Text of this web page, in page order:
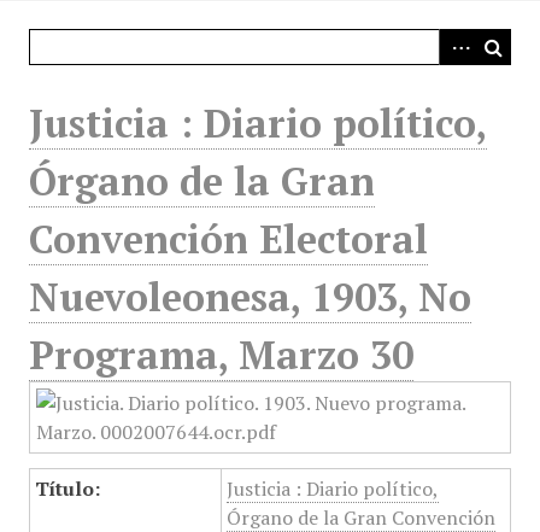
Justicia : Diario político,
Órgano de la Gran
Convención Electoral
Nuevoleonesa, 1903, No
Programa, Marzo 30
Título:
Justicia : Diario político,
Órgano de la Gran Convención